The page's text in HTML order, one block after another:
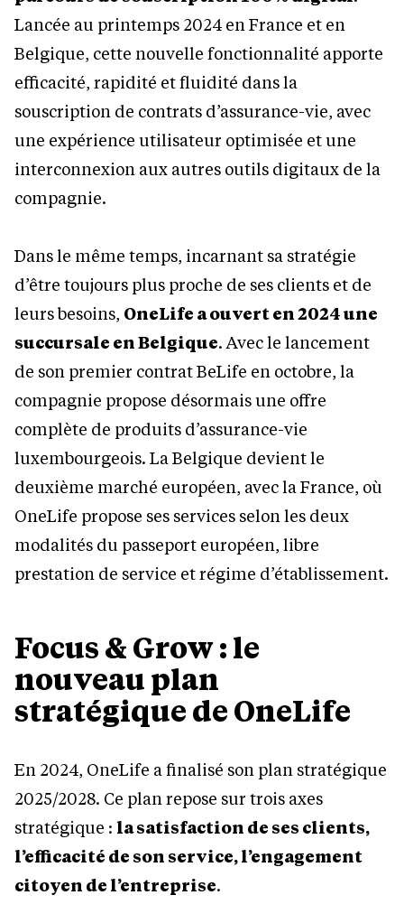
Lancée au printemps 2024 en France et en
Belgique, cette nouvelle fonctionnalité apporte
efficacité, rapidité et fluidité dans la
souscription de contrats d’assurance-vie, avec
une expérience utilisateur optimisée et une
interconnexion aux autres outils digitaux de la
compagnie.
Dans le même temps, incarnant sa stratégie
d’être toujours plus proche de ses clients et de
leurs besoins, OneLife a ouvert en 2024 une
succursale en Belgique. Avec le lancement
de son premier contrat BeLife en octobre, la
compagnie propose désormais une offre
complète de produits d’assurance-vie
luxembourgeois. La Belgique devient le
deuxième marché européen, avec la France, où
OneLife propose ses services selon les deux
modalités du passeport européen, libre
prestation de service et régime d’établissement.
Focus & Grow : le
nouveau plan
stratégique de OneLife
En 2024, OneLife a finalisé son plan stratégique
2025/2028. Ce plan repose sur trois axes
stratégique : la satisfaction de ses clients,
l’efficacité de son service, l’engagement
citoyen de l’entreprise.